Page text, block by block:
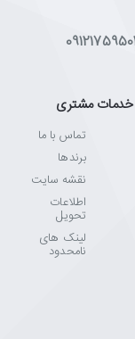
خدمات مشتری
تماس با ما
برندها
نقشه سایت
اطلاعات
تحویل
لینک های
نامحدود